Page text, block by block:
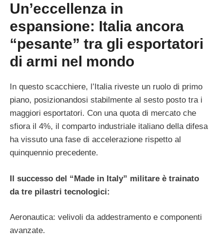
Un’eccellenza in
espansione: Italia ancora
“pesante” tra gli esportatori
di armi nel mondo
In questo scacchiere, l’Italia riveste un ruolo di primo
piano, posizionandosi stabilmente al sesto posto tra i
maggiori esportatori. Con una quota di mercato che
sfiora il 4%, il comparto industriale italiano della difesa
ha vissuto una fase di accelerazione rispetto al
quinquennio precedente.
Il successo del “Made in Italy” militare è trainato
da tre pilastri tecnologici:
Aeronautica: velivoli da addestramento e componenti
avanzate.